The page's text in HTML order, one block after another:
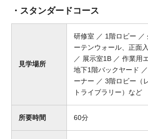
・スタンダードコース
見学場所
研修室 ／ 1階ロビー ／
ーテンウォール、正面
／ 展示室1B ／ 作業用
地下1階バックヤード
ーナー ／ 3階ロビー（
トライブラリー）など
所要時間 60分